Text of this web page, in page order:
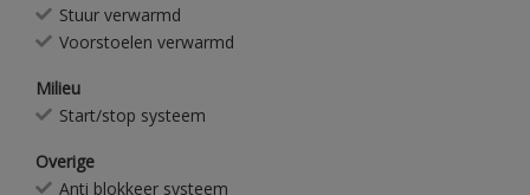
Stuur verwarmd
Voorstoelen verwarmd
Milieu
Start/stop systeem
Overige
Anti blokkeer systeem